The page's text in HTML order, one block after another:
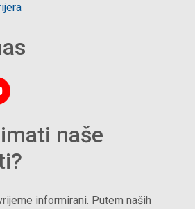
naše
informirani. Putem naših